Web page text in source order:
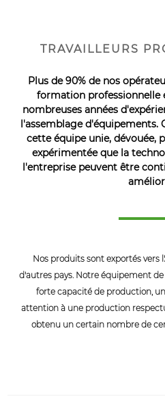
TRAVAILLEURS
Plus de 90% de nos
formation professionnelle
nombreuses années
l'assemblage d'équipements.
cette équipe unie, dévouée,
expérimentée que la
l'entreprise peuvent être
Nos produits sont exportés vers
d'autres pays. Notre équipement
forte capacité de production,
attention à une production
obtenu un certain nombre de